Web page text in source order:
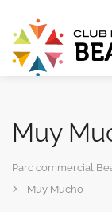
Muy
Parc commercial
Muy Mucho